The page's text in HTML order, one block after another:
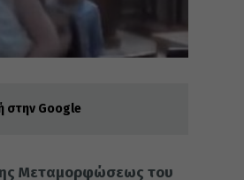
στην Google
Μεταμορφώσεως του